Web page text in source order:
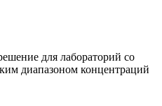
для лабораторий со
диапазоном концентраций